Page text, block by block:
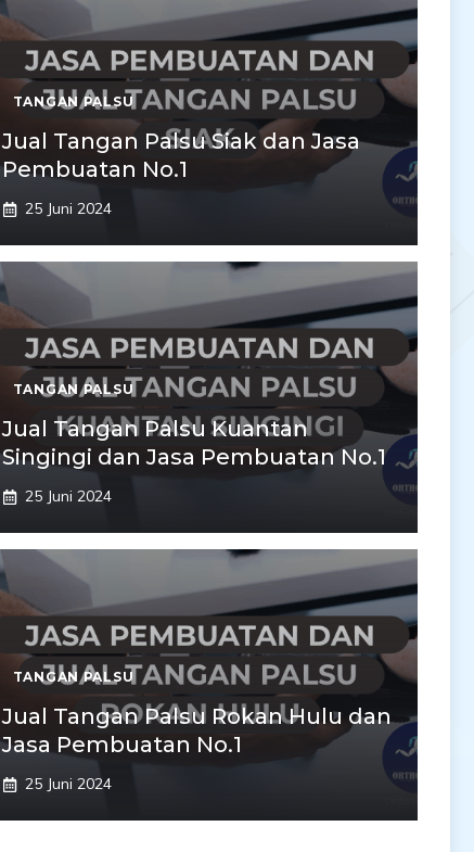
TANGAN PALSU
Jual Tangan Palsu Siak dan Jasa
Pembuatan No.1
25 Juni 2024
TANGAN PALSU
Jual Tangan Palsu Kuantan
Singingi dan Jasa Pembuatan No.1
25 Juni 2024
TANGAN PALSU
Jual Tangan Palsu Rokan Hulu dan
Jasa Pembuatan No.1
25 Juni 2024